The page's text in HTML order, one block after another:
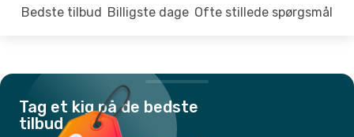
Bedste tilbud Billigste dage Ofte stillede spørgsmål
Tag et kig på de bedste
tilbud